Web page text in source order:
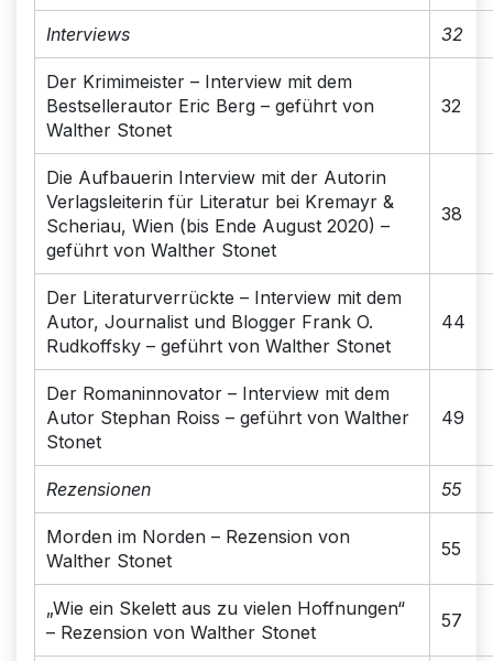
Interviews 32
Der Krimimeister – Interview mit dem
Bestsellerautor Eric Berg – geführt von
Walther Stonet
32
Die Aufbauerin Interview mit der Autorin
Verlagsleiterin für Literatur bei Kremayr &
Scheriau, Wien (bis Ende August 2020) –
geführt von Walther Stonet
38
Der Literaturverrückte – Interview mit dem
Autor, Journalist und Blogger Frank O.
Rudkoffsky – geführt von Walther Stonet
44
Der Romaninnovator – Interview mit dem
Autor Stephan Roiss – geführt von Walther
Stonet
49
Rezensionen 55
Morden im Norden – Rezension von
Walther Stonet
55
„Wie ein Skelett aus zu vielen Hoffnungen“
– Rezension von Walther Stonet
57